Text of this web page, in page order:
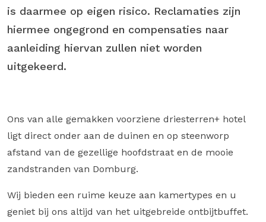
is daarmee op eigen risico. Reclamaties zijn
hiermee ongegrond en compensaties naar
aanleiding hiervan zullen niet worden
uitgekeerd.
Ons van alle gemakken voorziene driesterren+ hotel
ligt direct onder aan de duinen en op steenworp
afstand van de gezellige hoofdstraat en de mooie
zandstranden van Domburg.
Wij bieden een ruime keuze aan kamertypes en u
geniet bij ons altijd van het uitgebreide ontbijtbuffet.